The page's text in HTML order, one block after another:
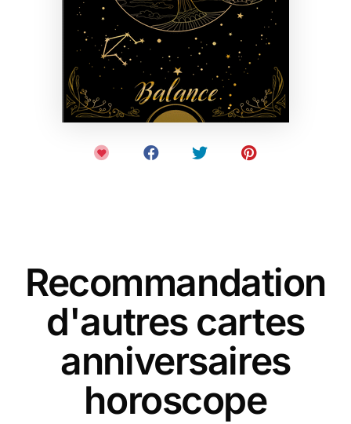
Recommandation
d'autres cartes
anniversaires
horoscope